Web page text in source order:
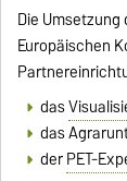
Die
Europäischen
das
das
derPET-